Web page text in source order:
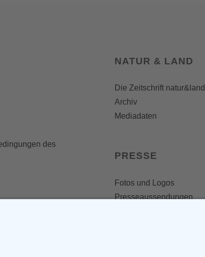
des
NATUR & LAND
Die Zeitschrift natur&land
Archiv
Mediadaten
PRESSE
Fotos und Logos
Presseaussendungen